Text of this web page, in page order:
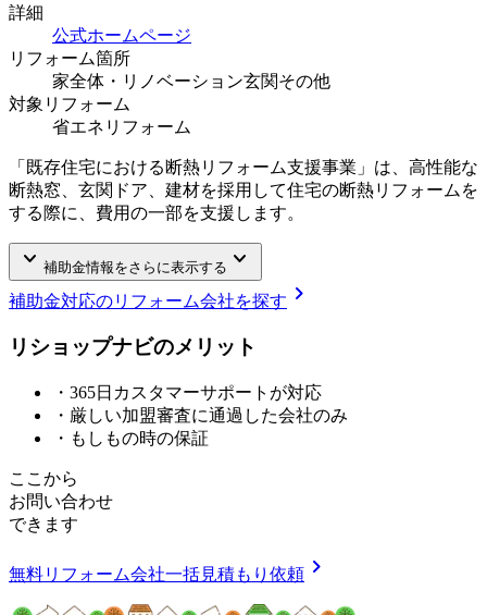
詳細
公式ホームページ
リフォーム箇所
家全体・リノベーション玄関その他
対象リフォーム
省エネリフォーム
「既存住宅における断熱リフォーム支援事業」は、高性能な
断熱窓、玄関ドア、建材を採用して住宅の断熱リフォームを
する際に、費用の一部を支援します。
keyboard_arrow_down 補助金情報をさらに表示する keyboard_arrow_down
補助金対応のリフォーム会社を探す chevron_right
リショップナビのメ リ ッ ト
・365日カスタマーサポートが対応
・厳しい加盟審査に通過した会社のみ
・もしもの時の保証
ここから
お問い合わせ
できます
無料リフォーム会社一括見積もり依頼 chevron_right